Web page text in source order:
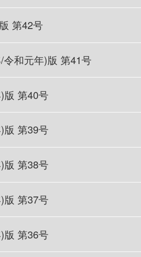
版 第42号
令和元年)版 第41号
版 第40号
版 第39号
版 第38号
版 第37号
版 第36号